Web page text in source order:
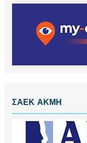
ΣΑΕΚ ΑΚΜΗ